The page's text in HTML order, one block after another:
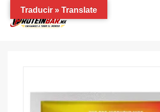
Traducir » Translate